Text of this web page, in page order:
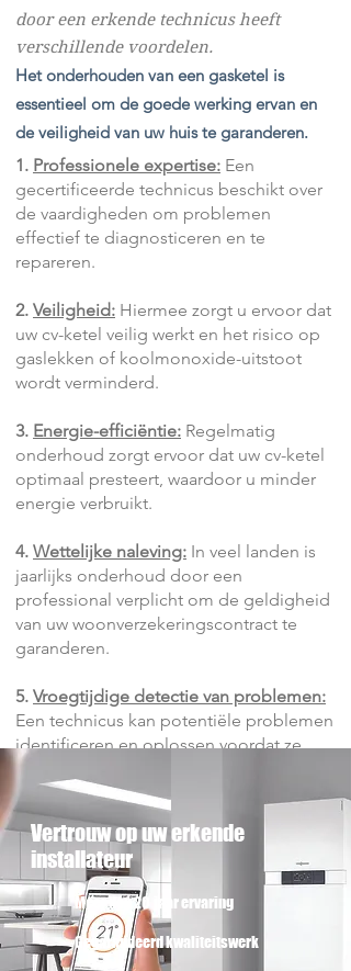
door een erkende technicus heeft
verschillende voordelen.
Het onderhouden van een gasketel is
essentieel om de goede werking ervan en
de veiligheid van uw huis te garanderen.
​​​1. Professionele expertise: Een
gecertificeerde technicus beschikt over
de vaardigheden om problemen
effectief te diagnosticeren en te
repareren.
2. Veiligheid: Hiermee zorgt u ervoor dat
uw cv-ketel veilig werkt en het risico op
gaslekken of koolmonoxide-uitstoot
wordt verminderd.
3. Energie-efficiëntie: Regelmatig
onderhoud zorgt ervoor dat uw cv-ketel
optimaal presteert, waardoor u minder
energie verbruikt.
4. Wettelijke naleving: In veel landen is
jaarlijks onderhoud door een
professional verplicht om de geldigheid
van uw woonverzekeringscontract te
garanderen.
5. Vroegtijdige detectie van problemen:
Een technicus kan potentiële problemen
identificeren en oplossen voordat ze
Kwalitatieve service:
gebruiken geschikte apparatuur en
reserveonderdelen die voldoen aan de
normen, waardoor de duurzaamheid van
uw installatie wordt gegarandeerd.
Vertrouw op uw erkende
installateur
Meer dan 20 jaar ervaring
Gegarandeerd kwaliteitswerk